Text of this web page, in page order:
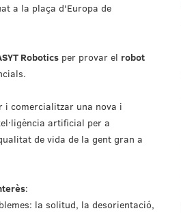
a la plaça d'Europa de
Roboticsper provar el robot
i comercialitzar una nova i
artificial per a
de vida de la gent gran a
:
la solitud, la desorientació,